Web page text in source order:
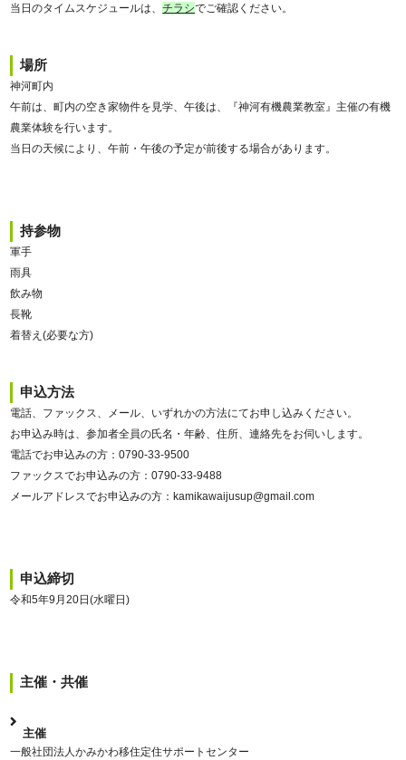
当日のタイムスケジュールは、チラシでご確認ください。
場所
神河町内
午前は、町内の空き家物件を見学、午後は、『神河有機農業教室』主催の有機
農業体験を行います。
当日の天候により、午前・午後の予定が前後する場合があります。
持参物
軍手
雨具
飲み物
長靴
着替え(必要な方)
申込方法
電話、ファックス、メール、いずれかの方法にてお申し込みください。
お申込み時は、参加者全員の氏名・年齢、住所、連絡先をお伺いします。
電話でお申込みの方：0790-33-9500
ファックスでお申込みの方：0790-33-9488
メールアドレスでお申込みの方：kamikawaijusup@gmail.com
申込締切
令和5年9月20日(水曜日)
主催・共催
主催
一般社団法人かみかわ移住定住サポートセンター